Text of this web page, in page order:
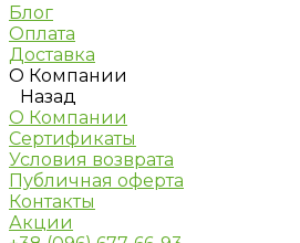
Блог
Оплата
Доставка
О Компании
Назад
О Компании
Сертификаты
Условия возврата
Публичная оферта
Контакты
Акции